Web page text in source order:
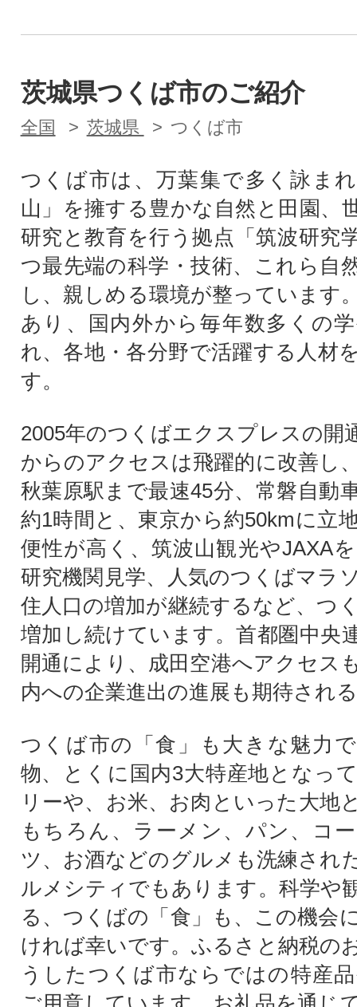
茨城県つくば市のご紹介
全国 茨城県 つくば市
つくば市は、万葉集で多く詠ま
山」を擁する豊かな自然と田園、
研究と教育を行う拠点「筑波研究
つ最先端の科学・技術、これら自
し、親しめる環境が整っています
あり、国内外から毎年数多くの
れ、各地・各分野で活躍する人材
す。
2005年のつくばエクスプレスの開
からのアクセスは飛躍的に改善し
秋葉原駅まで最速45分、常磐自動
約1時間と、東京から約50kmに立
便性が高く、筑波山観光やJAXA
研究機関見学、人気のつくばマラ
住人口の増加が継続するなど、つ
増加し続けています。首都圏中央
開通により、成田空港へアクセス
内への企業進出の進展も期待され
つくば市の「食」も大きな魅力
物、とくに国内3大特産地となっ
リーや、お米、お肉といった大地
もちろん、ラーメン、パン、コ
ツ、お酒などのグルメも洗練され
ルメシティでもあります。科学や
る、つくばの「食」も、この機会
ければ幸いです。ふるさと納税の
うしたつくば市ならではの特産